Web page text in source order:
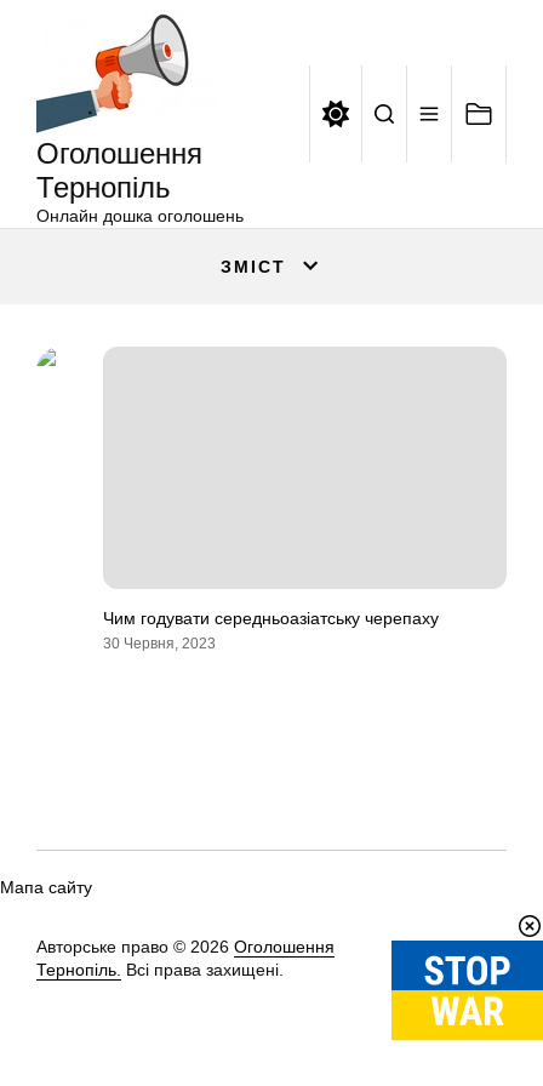
Оголошення
Тернопіль
Онлайн дошка оголошень
ЗМІСТ
Чим годувати середньоазіатську черепаху
30 Червня, 2023
Мапа сайту
Авторське право © 2026 Оголошення
Тернопіль. Всі права захищені.
Вгору↑